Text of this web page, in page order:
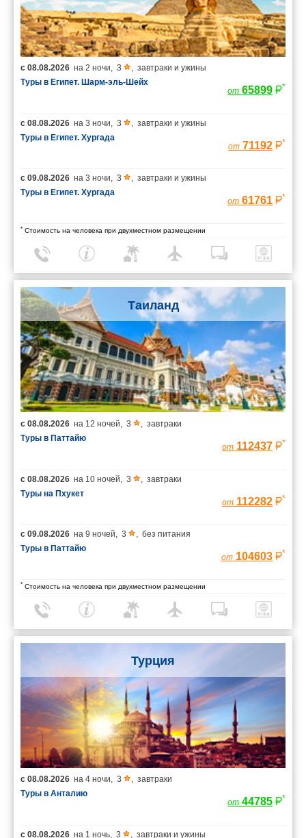
с 08.08.2026 на 2 ночи, 3 , завтраки и ужины
Туры в Египет. Шарм-эль-Шейх
от 65899 *
с 08.08.2026 на 3 ночи, 3 , завтраки и ужины
Туры в Египет. Хургада
от 71192 *
с 09.08.2026 на 3 ночи, 3 , завтраки и ужины
Туры в Египет. Хургада
от 61761 *
* Стоимость на человека при двухместном размещении
Таиланд
с 08.08.2026 на 12 ночей 3
завтраки
Туры в Паттайю
от 112437 *
с 08.08.2026 на 10 ночей 3
завтраки
Туры на Пхукет
от 112282 *
с 09.08.2026 на 9 ночей 3
без питания
Туры в Паттайю
от 104603 *
* Стоимость на человека при двухместном размещении
Турция
с 08.08.2026 на 4 ночи, 3 , завтраки
Туры в Анталию
от 44785 *
с 08.08.2026 на 1 ночь, 3 , завтраки и ужины